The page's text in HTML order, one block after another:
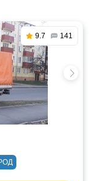
9.7 141